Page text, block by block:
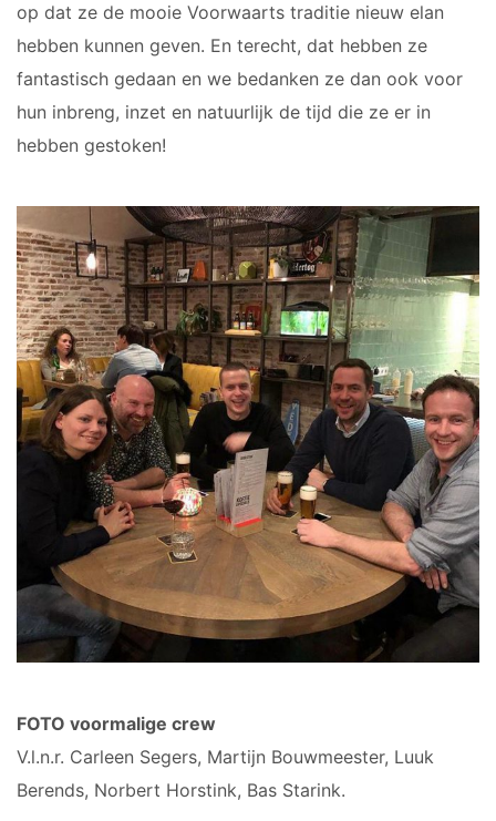
op dat ze de mooie Voorwaarts traditie nieuw elan
hebben kunnen geven. En terecht, dat hebben ze
fantastisch gedaan en we bedanken ze dan ook voor
hun inbreng, inzet en natuurlijk de tijd die ze er in
hebben gestoken!
FOTO voormalige crew
V.l.n.r. Carleen Segers, Martijn Bouwmeester, Luuk
Berends, Norbert Horstink, Bas Starink.